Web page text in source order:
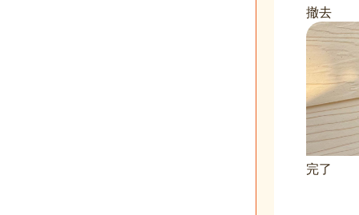
撤去
完了